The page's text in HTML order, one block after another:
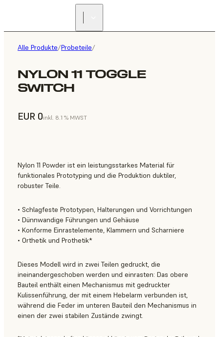
Alle Produkte/Probeteile/
NYLON 11 TOGGLE
SWITCH
EUR 0inkl. 8.1 % MWST
Nylon 11 Powder ist ein leistungsstarkes Material für
funktionales Prototyping und die Produktion duktiler,
robuster Teile.
• Schlagfeste Prototypen, Halterungen und Vorrichtungen
• Dünnwandige Führungen und Gehäuse
• Konforme Einrastelemente, Klammern und Scharniere
• Orthetik und Prothetik*
Dieses Modell wird in zwei Teilen gedruckt, die
ineinandergeschoben werden und einrasten: Das obere
Bauteil enthält einen Mechanismus mit gedruckter
Kulissenführung, der mit einem Hebelarm verbunden ist,
während die Feder im unteren Bauteil den Mechanismus in
einen der zwei stabilen Zustände zwingt.